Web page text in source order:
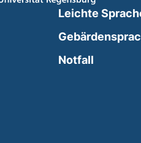
in a new window)
Leichte
Notfall